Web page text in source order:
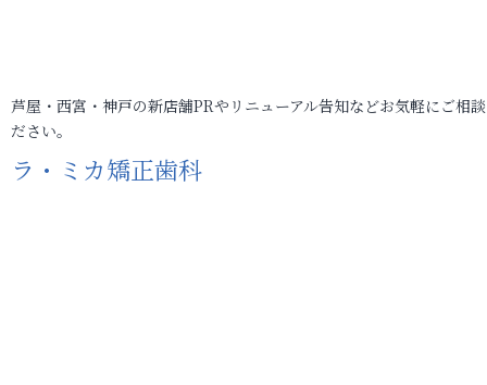
芦屋・西宮・神戸の新店舗PRやリニューアル告知などお気軽にご相
ださい。
ラ・ミカ矯正歯科